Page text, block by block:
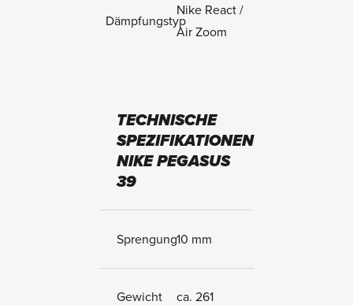
Dämpfungstyp
Nike React /
Air Zoom
TECHNISCHE
SPEZIFIKATIONEN
NIKE PEGASUS
39
Sprengung10 mm
Gewicht
ca. 261